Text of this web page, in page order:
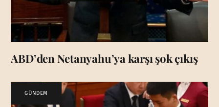
ABD’den Netanyahu’ya karşı şok çıkış
GÜNDEM